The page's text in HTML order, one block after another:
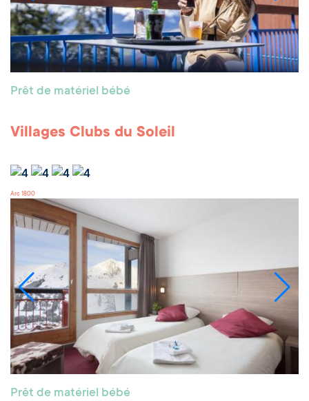
Prêt de matériel bébé
Villages Clubs du Soleil
Arc 1800
Prêt de matériel bébé